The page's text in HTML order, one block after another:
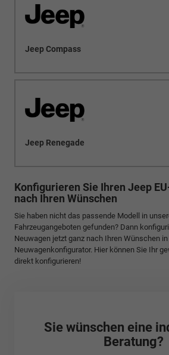
Jeep Compass
Jeep Renegade
Konfigurieren Sie Ihren Jeep
nach Ihren Wünschen
Sie haben nicht das passende Modell in
Fahrzeugangeboten gefunden? Dann
Neuwagen jetzt ganz nach Ihren Wünschen
Neuwagenkonfigurator. Hier können Sie Ihr
direkt konfigurieren!
Sie wünschen eine
Beratung?